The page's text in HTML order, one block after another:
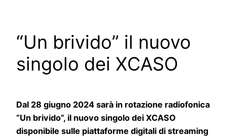
“Un brivido” il nuovo
singolo dei XCASO
Dal 28 giugno 2024 sarà in rotazione radiofonica
“Un brivido”, il nuovo singolo dei XCASO
disponibile sulle piattaforme digitali di streaming